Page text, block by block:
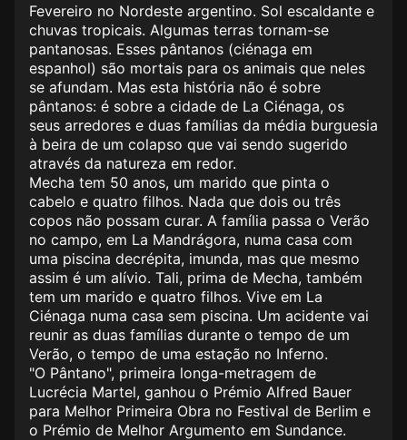
Fevereiro no Nordeste argentino. Sol escaldante e
chuvas tropicais. Algumas terras tornam-se
pantanosas. Esses pântanos (ciénaga em
espanhol) são mortais para os animais que neles
se afundam. Mas esta história não é sobre
pântanos: é sobre a cidade de La Ciénaga, os
seus arredores e duas famílias da média burguesia
à beira de um colapso que vai sendo sugerido
através da natureza em redor.
Mecha tem 50 anos, um marido que pinta o
cabelo e quatro filhos. Nada que dois ou três
copos não possam curar. A família passa o Verão
no campo, em La Mandrágora, numa casa com
uma piscina decrépita, imunda, mas que mesmo
assim é um alívio. Tali, prima de Mecha, também
tem um marido e quatro filhos. Vive em La
Ciénaga numa casa sem piscina. Um acidente vai
reunir as duas famílias durante o tempo de um
Verão, o tempo de uma estação no Inferno.
"O Pântano", primeira longa-metragem de
Lucrécia Martel, ganhou o Prémio Alfred Bauer
para Melhor Primeira Obra no Festival de Berlim e
o Prémio de Melhor Argumento em Sundance.